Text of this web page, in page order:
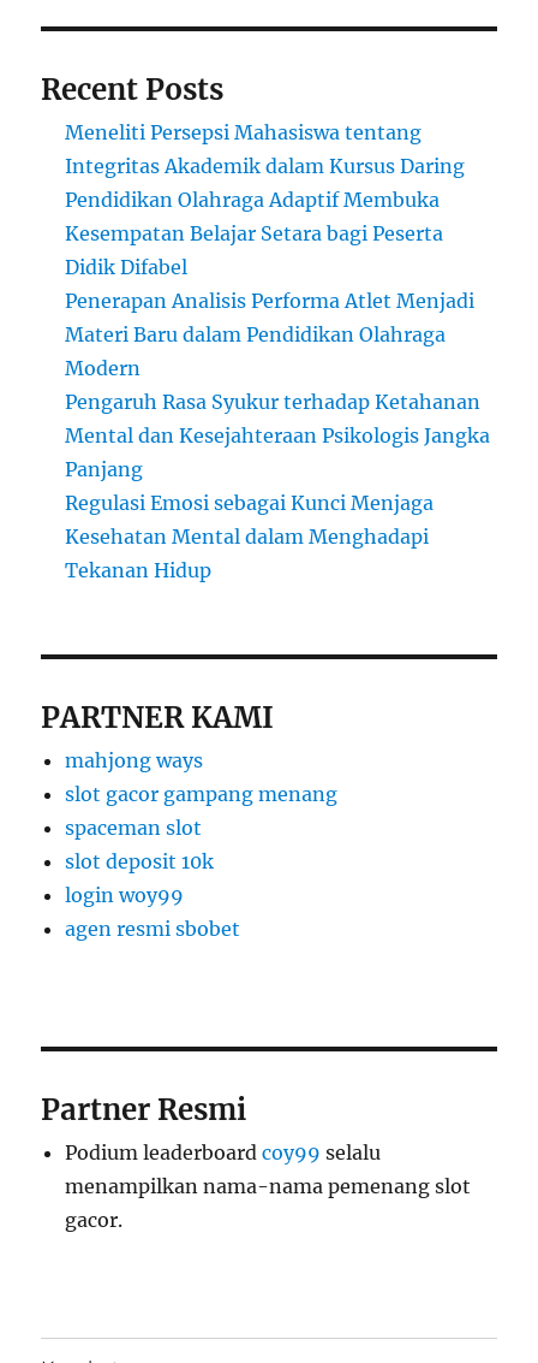
Recent Posts
Meneliti Persepsi Mahasiswa tentang
Integritas Akademik dalam Kursus Daring
Pendidikan Olahraga Adaptif Membuka
Kesempatan Belajar Setara bagi Peserta
Didik Difabel
Penerapan Analisis Performa Atlet Menjadi
Materi Baru dalam Pendidikan Olahraga
Modern
Pengaruh Rasa Syukur terhadap Ketahanan
Mental dan Kesejahteraan Psikologis Jangka
Panjang
Regulasi Emosi sebagai Kunci Menjaga
Kesehatan Mental dalam Menghadapi
Tekanan Hidup
PARTNER KAMI
mahjong ways
slot gacor gampang menang
spaceman slot
slot deposit 10k
login woy99
agen resmi sbobet
Partner Resmi
Podium leaderboardcoy99 selalu
menampilkan nama-nama pemenang slot
gacor.